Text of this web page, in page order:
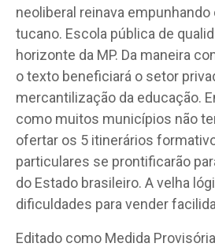
neoliberal reinava
tucano. Escola pública de
horizonte da MP. Da maneira
o texto beneficiará o setor
mercantilização da educação.
como muitos municípios não
ofertar os 5 itinerários
particulares se prontificarão
do Estado brasileiro. A velha
dificuldades para vender
Editado como Medida